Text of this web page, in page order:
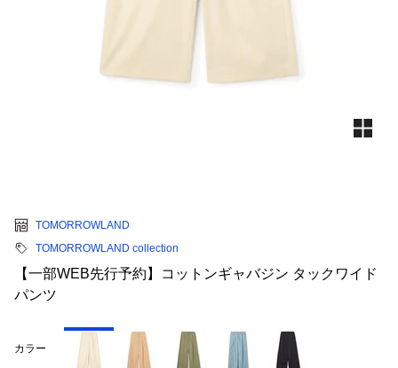
TOMORROWLAND
TOMORROWLAND collection
【一部WEB先行予約】コットンギャバジン タックワイド
パンツ
カラー